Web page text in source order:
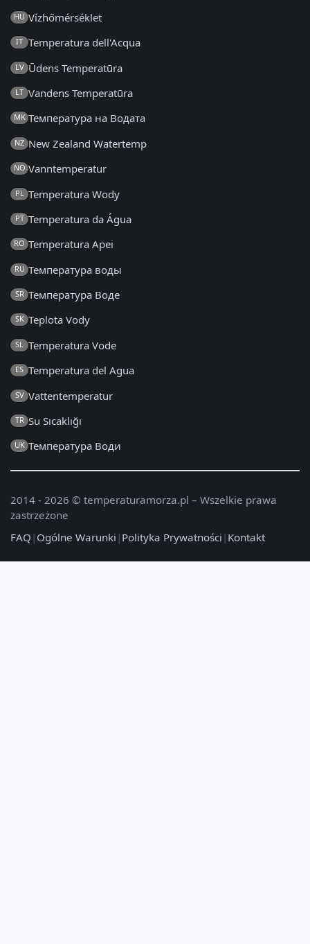
HU Vízhőmérséklet
IT Temperatura dell'Acqua
LV Ūdens Temperatūra
LT Vandens Temperatūra
MK Температура на Водата
NZ New Zealand Watertemp
NO Vanntemperatur
PL Temperatura Wody
PT Temperatura da Água
RO Temperatura Apei
RU Температура воды
SR Температура Воде
SK Teplota Vody
SL Temperatura Vode
ES Temperatura del Agua
SV Vattentemperatur
TR Su Sıcaklığı
UK Температура Води
2014 - 2026 © temperaturamorza.pl – Wszelkie prawa
zastrzeżone
FAQ | Ogólne Warunki | Polityka Prywatności | Kontakt